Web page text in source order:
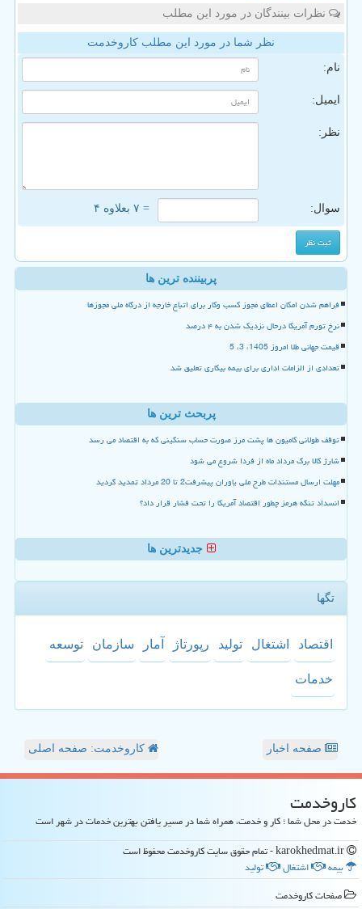
نظرات بینندگان در مورد این مطلب
نظر شما در مورد این مطلب کاروخدمت
نام:
ایمیل:
نظر:
سوال: = ۷ بعلاوه ۴
پربیننده ترین ها
فراهم شدن امکان اعطای مجوز کسب وکار برای اتباع خارجه از درگاه ملی مجوزها
نرخ تورم آمریکا درحال نزدیک شدن به ۴ درصد
قیمت جهانی طلا امروز 1405، 3، 5
تعدادی از الزامات اداری برای بیمه بیکاری تعلیق شد
پربحث ترین ها
توقف طولانی کامیون ها پشت مرز صورت حساب سنگینی که به اقتصاد می رسد
شارژ کالا برگ مرداد ماه از فردا شروع می شود
مهلت ارسال مستندات طرح ملی یاوران پیشرفت2 تا 20 مرداد تمدید گردید
انسداد تنگه هرمز چطور اقتصاد آمریکا را تحت فشار قرار داد؟
جدیدترین ها
تگها
اقتصاد اشتغال تولید رپورتاژ آمار سازمان توسعه
خدمات
صفحه اخبار کاروخدمت: صفحه اصلی
كاروخدمت
خدمت در محل شما ؛ کار و خدمت، همراه شما در مسیر یافتن بهترین خدمات در شهر است
بیمه
اشتغال
تولید
صفحات كاروخدمت